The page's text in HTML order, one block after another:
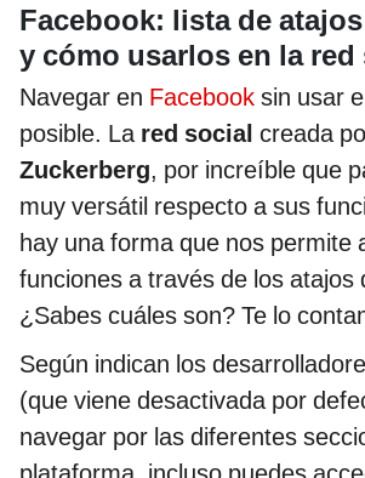
Facebook: lista de
y cómo usarlos en la red
Navegar en Facebook sin usar
posible. La red social creada
Zuckerberg, por increíble que
muy versátil respecto a sus
hay una forma que nos permite
funciones a través de los atajos
¿Sabes cuáles son? Te lo
Según indican los
(que viene desactivada por
navegar por las diferentes